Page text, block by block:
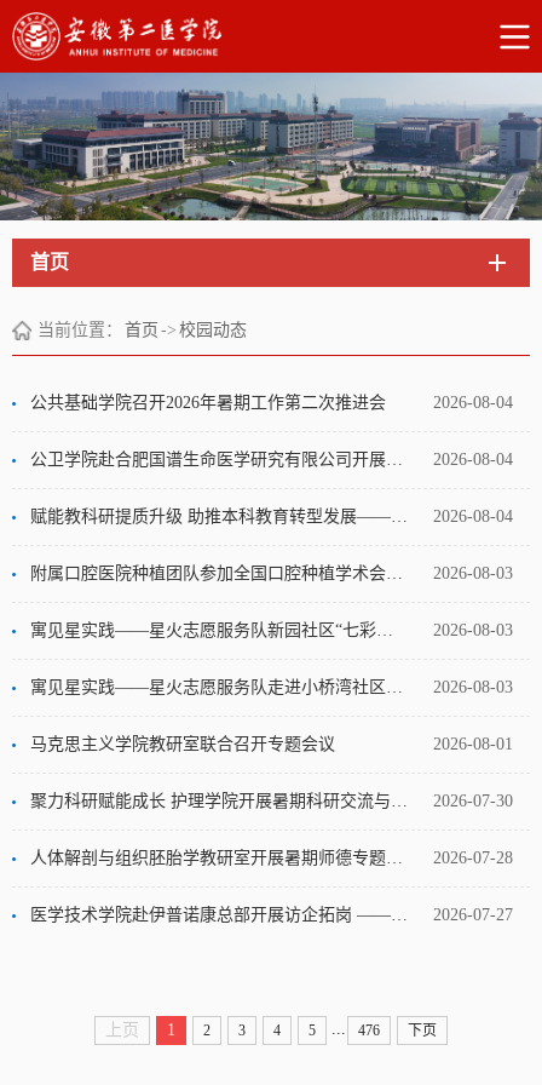
首页
当前位置： 首页 -> 校园动态
2026-08-04
公共基础学院召开2026年暑期工作第二次推进会
2026-08-04
公卫学院赴合肥国谱生命医学研究有限公司开展走访交流
2026-08-04
赋能教科研提质升级 助推本科教育转型发展——口腔医学院（附属口腔医院）举办教科研能力提升专题讲座
2026-08-03
附属口腔医院种植团队参加全国口腔种植学术会议并作壁报交流
2026-08-03
寓见星实践——星火志愿服务队新园社区“七彩假期”开班啦
2026-08-03
寓见星实践——星火志愿服务队走进小桥湾社区神马大院开展环境美化活动
2026-08-01
马克思主义学院教研室联合召开专题会议
2026-07-30
聚力科研赋能成长 护理学院开展暑期科研交流与专题指导活动
2026-07-28
人体解剖与组织胚胎学教研室开展暑期师德专题教育
2026-07-27
医学技术学院赴伊普诺康总部开展访企拓岗 ——共探医工交叉人才培养新路径
上页 1 2 3 4 5 ... 476 下页